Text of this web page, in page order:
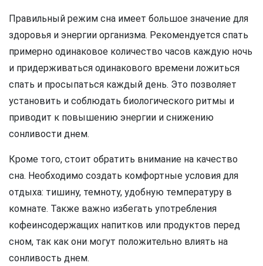
Правильный режим сна имеет большое значение для
здоровья и энергии организма. Рекомендуется спать
примерно одинаковое количество часов каждую ночь
и придерживаться одинакового времени ложиться
спать и просыпаться каждый день. Это позволяет
установить и соблюдать биологического ритмы и
приводит к повышению энергии и снижению
сонливости днем.
Кроме того, стоит обратить внимание на качество
сна. Необходимо создать комфортные условия для
отдыха: тишину, темноту, удобную температуру в
комнате. Также важно избегать употребления
кофеинсодержащих напитков или продуктов перед
сном, так как они могут положительно влиять на
сонливость днем.